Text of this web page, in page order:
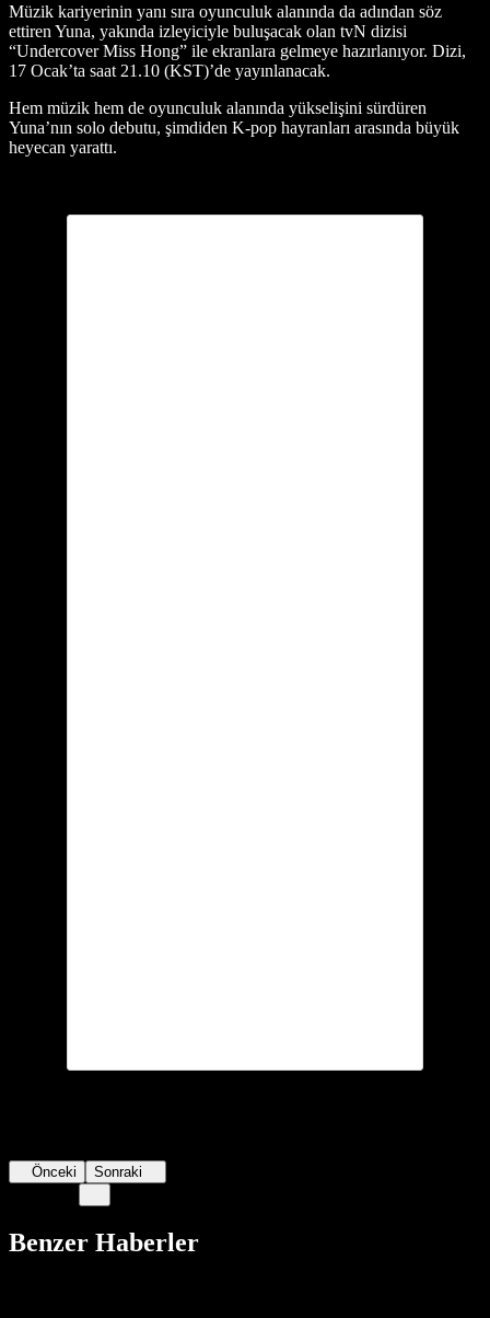
Müzik kariyerinin yanı sıra oyunculuk alanında da adından söz
ettiren Yuna, yakında izleyiciyle buluşacak olan tvN dizisi
“Undercover Miss Hong” ile ekranlara gelmeye hazırlanıyor. Dizi,
17 Ocak’ta saat 21.10 (KST)’de yayınlanacak.
Hem müzik hem de oyunculuk alanında yükselişini sürdüren
Yuna’nın solo debutu, şimdiden K-pop hayranları arasında büyük
heyecan yarattı.
Önceki Sonraki
Benzer Haberler